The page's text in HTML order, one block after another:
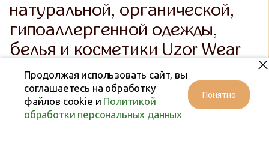
натуральной, органической,
гипоаллергенной одежды,
белья и косметики Uzor Wear
Продолжая использовать сайт, вы
соглашаетесь на обработку
файлов cookie и Политикой
обработки персональных данных
Понятно